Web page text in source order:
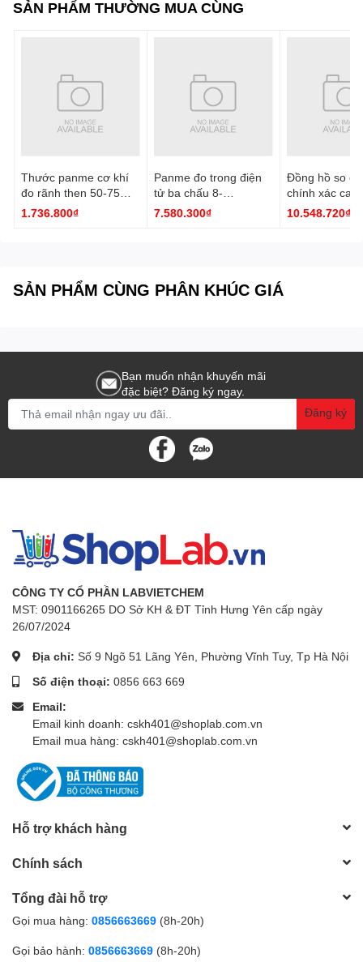
L: 141mm
SẢN PHẨM THƯỜNG MUA CÙNG
Thước panme cơ khí
đo rãnh then 50-75
mm 3233-75A Insize
1.736.800₫
Panme đo trong điện
tử ba chấu 8-
10mm/0.31-0.39''
7.580.300₫
Đồng hồ so
chính xác cao
0.001mm
10.548.720₫
SẢN PHẨM CÙNG PHÂN KHÚC GIÁ
Bạn muốn nhận khuyến mãi
đặc biệt? Đăng ký ngay.
Đăng ký
CÔNG TY CỔ PHẦN LABVIETCHEM
MST: 0901166265 DO Sở KH & ĐT Tỉnh Hưng Yên cấp ngày
26/07/2024
Địa chỉ: Số 9 Ngõ 51 Lãng Yên, Phường Vĩnh Tuy, Tp Hà Nội
Số điện thoại: 0856 663 669
Email:
Email kinh doanh: cskh401@shoplab.com.vn
Email mua hàng: cskh401@shoplab.com.vn
Hỗ trợ khách hàng
Chính sách
Tổng đài hỗ trợ
Gọi mua hàng: 0856663669 (8h-20h)
Gọi bảo hành: 0856663669 (8h-20h)